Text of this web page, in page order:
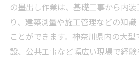
の墨出し作業は、基礎工事から内
り、建築測量や施工管理などの知
ことができます。神奈川県内の大
設、公共工事など幅広い現場で経